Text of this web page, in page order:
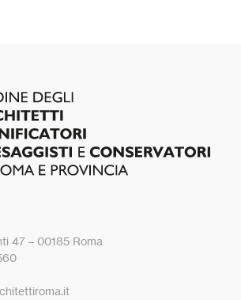
47 – 00185 Roma